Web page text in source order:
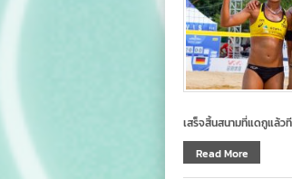
เสร็จสิ้นสนามที่แดกูแล้ว
Read More